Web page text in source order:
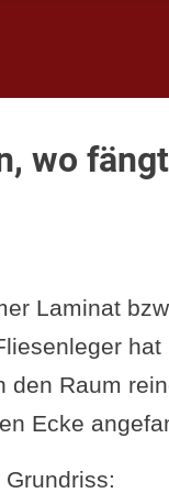
wo
Laminat
den Raum
Ecke